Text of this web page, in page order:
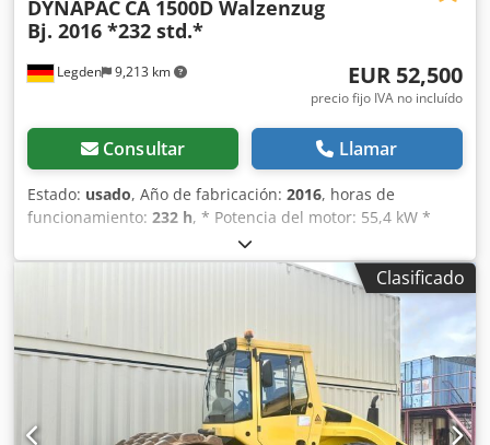
Legden 9,213 km
DYNAPAC CA 1500D Walzenzug
Bj. 2016 *232 std.*
EUR 52,500
precio fijo IVA no incluído
Consultar Llamar
Estado: usado, Año de fabricación: 2016, horas de
funcionamiento: 232 h, * Potencia del motor: 55,4 kW *
Peso: 8500 kg * Horas de funcionamiento: 216 horas *
Modelo: CA1500D -----Número de vehículo interno: 10613--
--Salvo errores y venta previa. ¡Soporte técnico disponible
en WhatsApp! Si tiene alguna pregunta sobre el vehículo o
desea obtener más información, no dude en contactarnos
cómodamente a través de WhatsApp. WhatsApp: alemán,
inglés. WhatsApp: alemán, inglés, árabe. Codpevyx Eyefx
Clasificado